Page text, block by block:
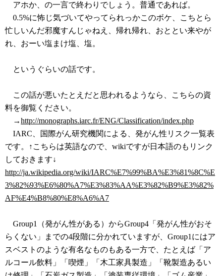
アホか、の一言で終わりでしょう。普通であれば。
0.5%に怖じ気づいてやってられっかこのボケ、こちとら
忙しいんだ邪魔すんじゃねえ、帰れ帰れ、おととい来やが
れ、おーい塩まけ塩、塩。
というぐらいの話です。
この話が悪いたとえだと思われるようなら、こちらの資
料を御覧ください。
→http://monographs.iarc.fr/ENG/Classification/index.php
IARC、国際がん研究機関による、発がん性リスク一覧表
です。↑こちらは英語なので、wikiですが日本語のもリンク
しておきます↓
http://ja.wikipedia.org/wiki/IARC%E7%99%BA%E3%81%8C%E
3%82%93%E6%80%A7%E3%83%AA%E3%82%B9%E3%82%
AF%E4%B8%80%E8%A6%A7
Group1（発がん性がある）からGroup4「発がん性がおそ
らくない」までの4段階に分かれていますが、Group1にはア
スベストのような有名なものもある一方で、たとえば「ア
ルコール飲料」「喫煙」「木工家具製造」「靴製造あるい